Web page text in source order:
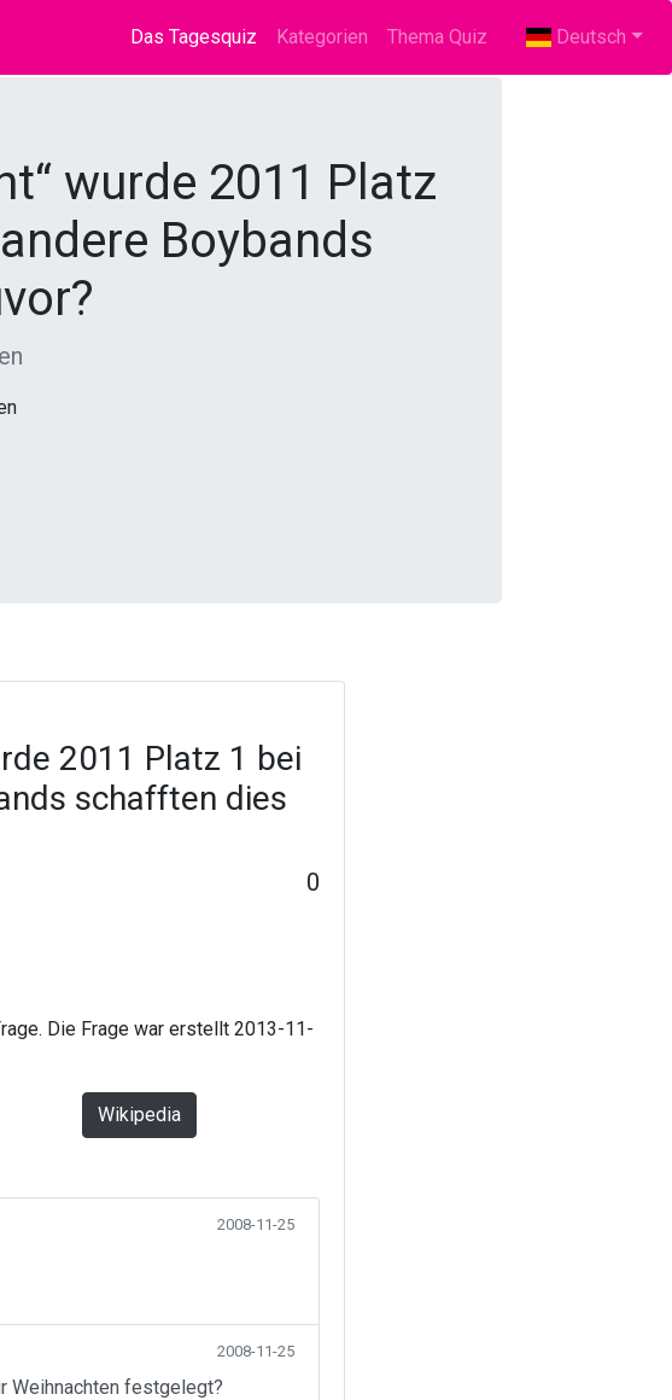
Das Tagesquiz (current)
Kategorien Thema Quiz Deutsch
wurde 2011 Platz
Boybands
2011 Platz 1 bei
schafften dies
0
Die Frage war erstellt 2013-11-
Wikipedia
2008-11-25
2008-11-25
Weihnachten festgelegt?